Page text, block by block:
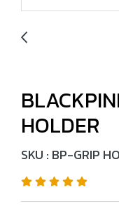
HOLDER
SKU : BP-GRIP